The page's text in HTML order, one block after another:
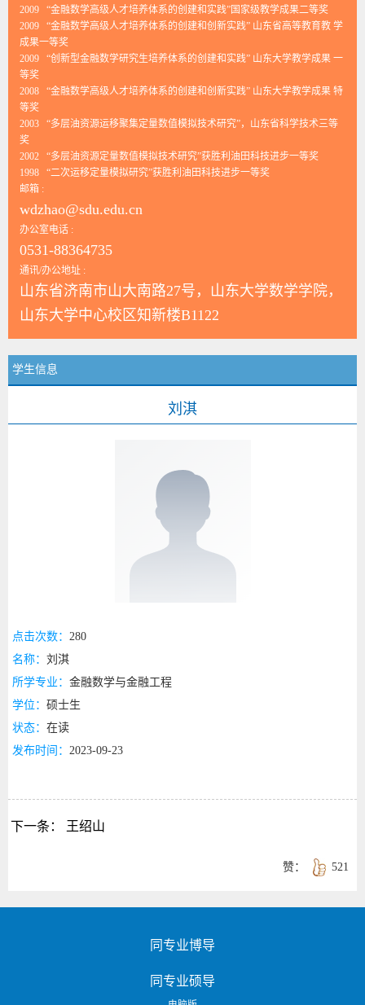
2009 “金融数学高级人才培养体系的创建和实践”国家级教学成果二等奖
2009 “金融数学高级人才培养体系的创建和创新实践” 山东省高等教育教 学
成果一等奖
2009 “创新型金融数学研究生培养体系的创建和实践” 山东大学教学成果 一
等奖
2008 “金融数学高级人才培养体系的创建和创新实践” 山东大学教学成果 特
等奖
2003 “多层油资源运移聚集定量数值模拟技术研究”，山东省科学技术三等
奖
2002 “多层油资源定量数值模拟技术研究”获胜利油田科技进步一等奖
1998 “二次运移定量模拟研究”获胜利油田科技进步一等奖
邮箱 :
wdzhao@sdu.edu.cn
办公室电话 :
0531-88364735
通讯/办公地址 :
山东省济南市山大南路27号，山东大学数学学院，
山东大学中心校区知新楼B1122
学生信息
刘淇
点击次数： 280
名称： 刘淇
所学专业： 金融数学与金融工程
学位： 硕士生
状态： 在读
发布时间： 2023-09-23
下一条： 王绍山
521
赞：
同专业博导
同专业硕导